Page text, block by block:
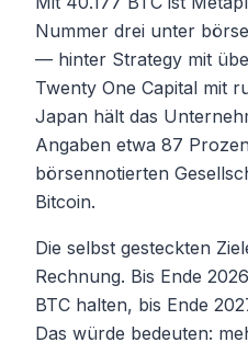
Nummer drei unter
— hinter Strategy mit
Twenty One Capital mit
Japan hält das
Angaben etwa 87
börsennotierten
Bitcoin.
Die selbst gesteckten
Rechnung. Bis Ende
BTC halten, bis Ende
Das würde bedeuten: